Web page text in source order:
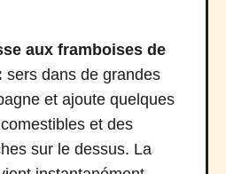
aux framboises de
sers dans de grandes
et ajoute quelques
et des
sur le dessus. La